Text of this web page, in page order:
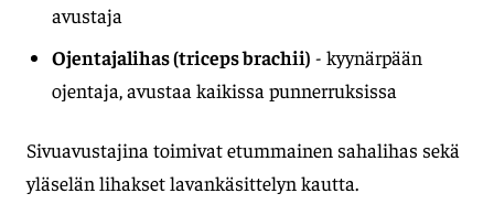
avustaja
Ojentajalihas (triceps brachii) - kyynärpään
ojentaja, avustaa kaikissa punnerruksissa
Sivuavustajina toimivat etummainen sahalihas sekä
yläselän lihakset lavankäsittelyn kautta.